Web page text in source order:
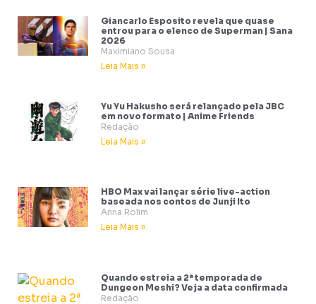
Giancarlo Esposito revela que quase
entrou para o elenco de Superman | Sana
2026
Maximiano Sousa
Leia Mais »
Yu Yu Hakusho será relançado pela JBC
em novo formato | Anime Friends
Redação
Leia Mais »
HBO Max vai lançar série live-action
baseada nos contos de Junji Ito
Anna Rolim
Leia Mais »
Quando estreia a 2ª temporada de
Dungeon Meshi? Veja a data confirmada
Redação